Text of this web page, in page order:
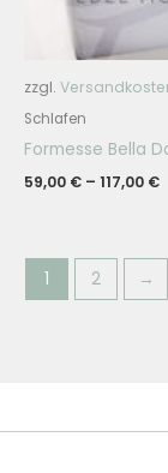
zzgl.
Schlafen
Formesse Bella
59,00 € – 117,00 €
1 2 →